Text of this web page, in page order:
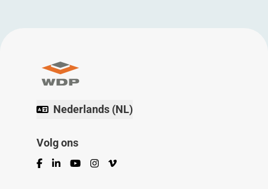
Nederlands (NL)
Volg ons
Facebook
LinkedInYouTubeInstagram
Vimeo